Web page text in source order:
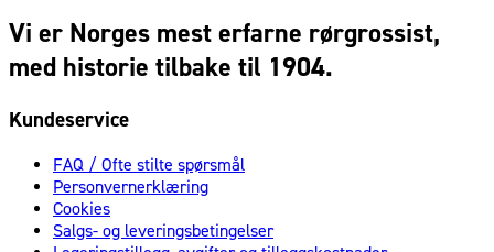
Vi er Norges mest erfarne rørgrossist,
med historie tilbake til 1904.
Kundeservice
FAQ / Ofte stilte spørsmål
Personvernerklæring
Cookies
Salgs- og leveringsbetingelser